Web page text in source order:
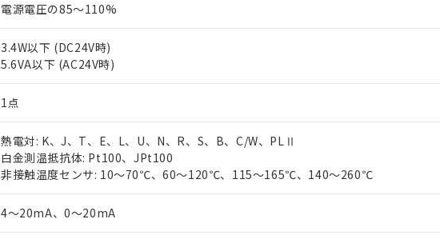
電源電圧の85～110%
3.4W以下 (DC24V時)
5.6VA以下 (AC24V時)
1点
熱電対: K、J、T、E、L、U、N、R、S、B、C/W、PLⅡ
白金測温抵抗体: Pt100、JPt100
非接触温度センサ: 10～70℃、60～120℃、115～165℃、140～260℃
4～20mA、0～20mA